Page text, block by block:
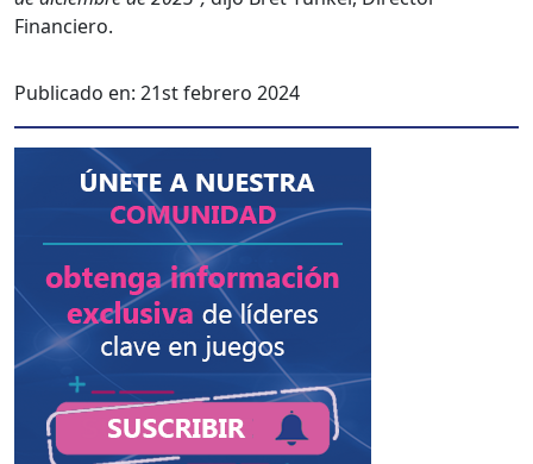
Financiero.
Publicado en: 21st febrero 2024